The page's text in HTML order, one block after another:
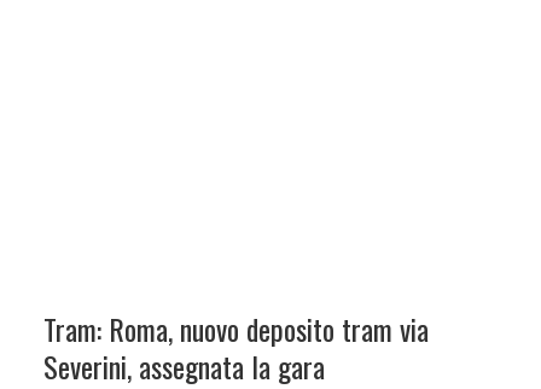
Tram: Roma, nuovo deposito tram via
Severini, assegnata la gara